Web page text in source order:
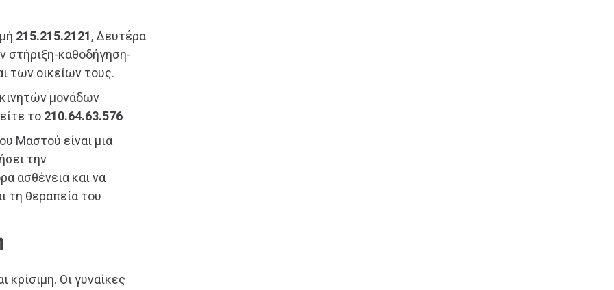
215.215.2121, Δευτέρα
στήριξη-καθοδήγηση-
των οικείων τους.
μονάδων
το 210.64.63.576
Μαστού είναι μια
την
ασθένεια και να
τη θεραπεία του
κρίσιμη. Οι γυναίκες